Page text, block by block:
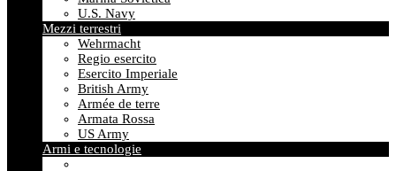
U.S. Navy
Mezzi terrestri
Wehrmacht
Regio esercito
Esercito Imperiale
British Army
Armée de terre
Armata Rossa
US Army
Armi e tecnologie